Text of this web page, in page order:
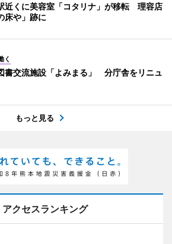
近くに美容室「コタリナ」が移転 理容店
床や」跡に
く
書交流施設「よみまる」 分庁舎をリニュ
もっと見る
アクセスランキング